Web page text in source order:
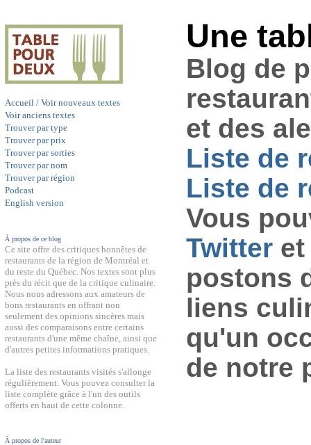
Accueil / Voir nouveaux textes
Voir anciens textes
Trouver par type
Trouver par prix
Trouver par sorties
Trouver par nom
Trouver par région
Podcast
English version
À propos de ce blog
Ce site offre des critiques honnêtes de
restaurants de la région de Montréal et
du reste du Québec. Nos textes sont plus
près du récit que de la critique culinaire.
Nous nous adressons aux amateurs de
bons restaurants en offrant non
seulement des opinions sincères mais
aussi des comparaisons entre certains
restaurants d'une même chaîne, ainsi que
d'autres petites informations pratiques.
La liste des restaurants visités s'allonge
régulièrement. Vous pouvez consulter la
liste complète grâce à l'un des outils
offerts en haut de cette colonne.
À propos de l'auteur
Une
Blog de
et des
Liste de
Liste de
Vous
Twitter
postons
liens
qu'un
de notre